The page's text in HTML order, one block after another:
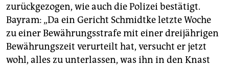
zurückgezogen, wie auch die Polizei bestätigt.
Bayram: „Da ein Gericht Schmidtke letzte Woche
zu einer Bewährungsstrafe mit einer dreijährigen
Bewährungszeit verurteilt hat, versucht er jetzt
wohl, alles zu unterlassen, was ihn in den Knast